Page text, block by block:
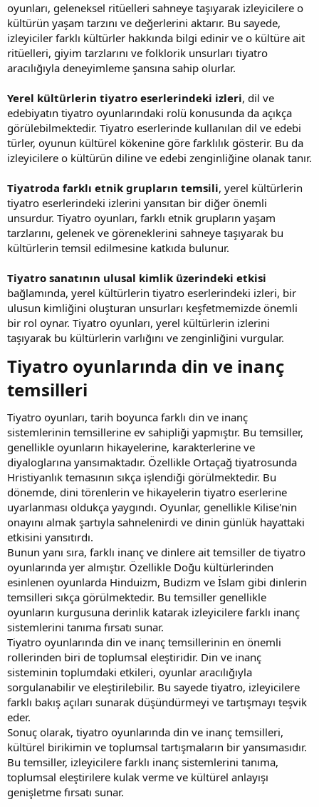
oyunları, geleneksel ritüelleri sahneye taşıyarak izleyicilere o
kültürün yaşam tarzını ve değerlerini aktarır. Bu sayede,
izleyiciler farklı kültürler hakkında bilgi edinir ve o kültüre ait
ritüelleri, giyim tarzlarını ve folklorik unsurları tiyatro
aracılığıyla deneyimleme şansına sahip olurlar.
Yerel kültürlerin tiyatro eserlerindeki izleri, dil ve
edebiyatın tiyatro oyunlarındaki rolü konusunda da açıkça
görülebilmektedir. Tiyatro eserlerinde kullanılan dil ve edebi
türler, oyunun kültürel kökenine göre farklılık gösterir. Bu da
izleyicilere o kültürün diline ve edebi zenginliğine olanak tanır.
Tiyatroda farklı etnik grupların temsili, yerel kültürlerin
tiyatro eserlerindeki izlerini yansıtan bir diğer önemli
unsurdur. Tiyatro oyunları, farklı etnik grupların yaşam
tarzlarını, gelenek ve göreneklerini sahneye taşıyarak bu
kültürlerin temsil edilmesine katkıda bulunur.
Tiyatro sanatının ulusal kimlik üzerindeki etkisi
bağlamında, yerel kültürlerin tiyatro eserlerindeki izleri, bir
ulusun kimliğini oluşturan unsurları keşfetmemizde önemli
bir rol oynar. Tiyatro oyunları, yerel kültürlerin izlerini
taşıyarak bu kültürlerin varlığını ve zenginliğini vurgular.
Tiyatro oyunlarında din ve inanç
temsilleri​
Tiyatro oyunları, tarih boyunca farklı din ve inanç
sistemlerinin temsillerine ev sahipliği yapmıştır. Bu temsiller,
genellikle oyunların hikayelerine, karakterlerine ve
diyaloglarına yansımaktadır. Özellikle Ortaçağ tiyatrosunda
Hristiyanlık temasının sıkça işlendiği görülmektedir. Bu
dönemde, dini törenlerin ve hikayelerin tiyatro eserlerine
uyarlanması oldukça yaygındı. Oyunlar, genellikle Kilise'nin
onayını almak şartıyla sahnelenirdi ve dinin günlük hayattaki
etkisini yansıtırdı.
Bunun yanı sıra, farklı inanç ve dinlere ait temsiller de tiyatro
oyunlarında yer almıştır. Özellikle Doğu kültürlerinden
esinlenen oyunlarda Hinduizm, Budizm ve İslam gibi dinlerin
temsilleri sıkça görülmektedir. Bu temsiller genellikle
oyunların kurgusuna derinlik katarak izleyicilere farklı inanç
sistemlerini tanıma fırsatı sunar.
Tiyatro oyunlarında din ve inanç temsillerinin en önemli
rollerinden biri de toplumsal eleştiridir. Din ve inanç
sisteminin toplumdaki etkileri, oyunlar aracılığıyla
sorgulanabilir ve eleştirilebilir. Bu sayede tiyatro, izleyicilere
farklı bakış açıları sunarak düşündürmeyi ve tartışmayı teşvik
eder.
Sonuç olarak, tiyatro oyunlarında din ve inanç temsilleri,
kültürel birikimin ve toplumsal tartışmaların bir yansımasıdır.
Bu temsiller, izleyicilere farklı inanç sistemlerini tanıma,
toplumsal eleştirilere kulak verme ve kültürel anlayışı
genişletme fırsatı sunar.